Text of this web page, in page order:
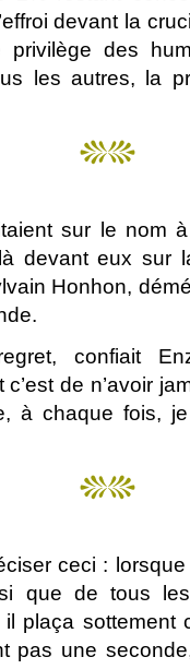
devant la
des
les autres, la
sur le nom
devant eux sur
Honhon,
confiait
de n’avoir
à chaque fois,
ceci :
que de tous
plaça sottement
pas une